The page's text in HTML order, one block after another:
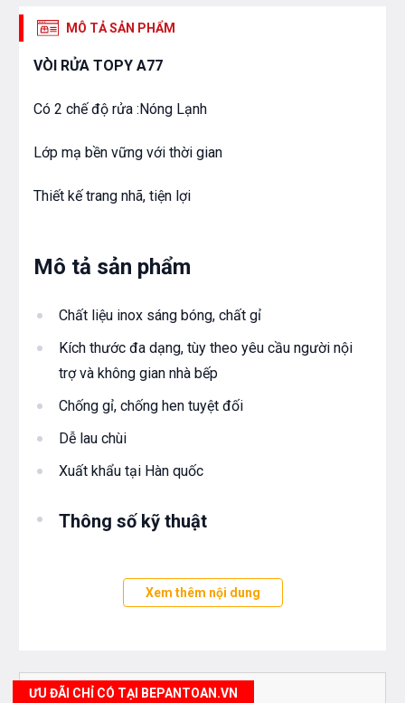
MÔ TẢ SẢN PHẨM
VÒI RỬA TOPY A77
Có 2 chế độ rửa :Nóng Lạnh
Lớp mạ bền vững với thời gian
Thiết kế trang nhã, tiện lợi
Mô tả sản phẩm
Chất liệu inox sáng bóng, chất gỉ
Kích thước đa dạng, tùy theo yêu cầu người nội
trợ và không gian nhà bếp
Chống gỉ, chống hen tuyệt đối
Dễ lau chùi
Xuất khẩu tại Hàn quốc
Thông số kỹ thuật
Có 2 chế độ rửa :Nóng Lạnh
Thiết kế trang nhã, tiện lợi
Xem thêm nội dung
ƯU ĐÃI CHỈ CÓ TẠI BEPANTOAN.VN